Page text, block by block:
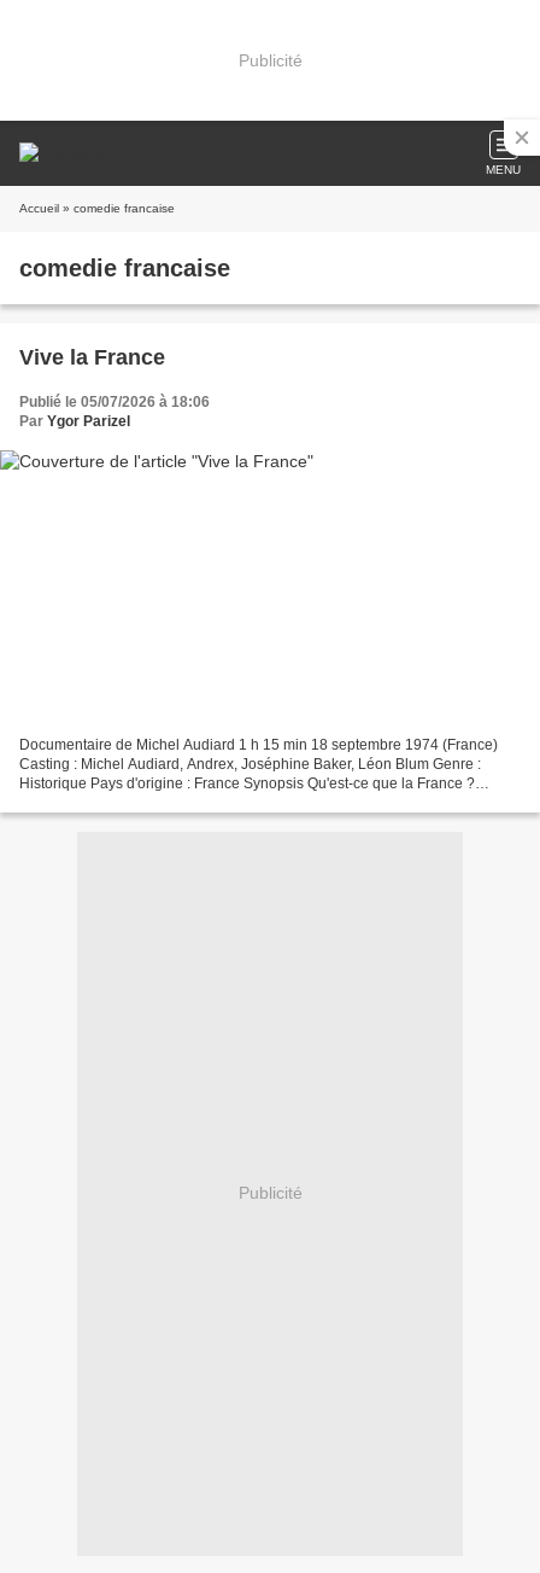
Publicité
MENU
Accueil » comedie francaise
comedie francaise
Vive la France
Publié le 05/07/2026 à 18:06
Par Ygor Parizel
Documentaire de Michel Audiard 1 h 15 min 18 septembre 1974 (France)
Casting : Michel Audiard, Andrex, Joséphine Baker, Léon Blum Genre :
Historique Pays d'origine : France Synopsis Qu'est-ce que la France ?
Publicité